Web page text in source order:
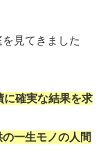
見てきました
に確実な結果を求
一生モノの人間